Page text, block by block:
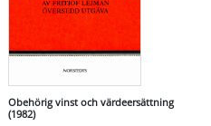
Obehörig vinst och värdeersättning
(1982)